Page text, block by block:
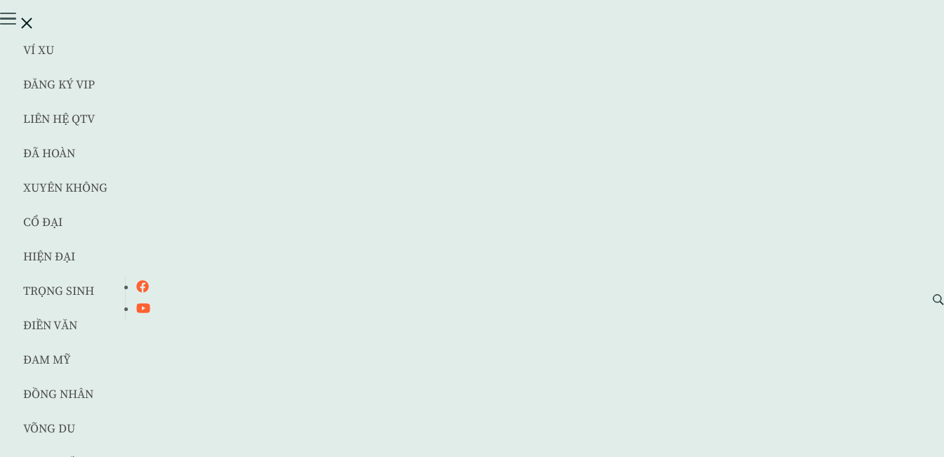
VÍ XU
ĐĂNG KÝ VIP
LIÊN HỆ QTV
ĐÃ HOÀN
XUYÊN KHÔNG
CỔ ĐẠI
HIỆN ĐẠI
TRỌNG SINH
ĐIỀN VĂN
ĐAM MỸ
ĐỒNG NHÂN
VÕNG DU